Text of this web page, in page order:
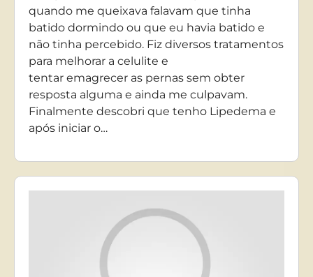
quando me queixava falavam que tinha
batido dormindo ou que eu havia batido e
não tinha percebido. Fiz diversos tratamentos
para melhorar a celulite e
tentar emagrecer as pernas sem obter
resposta alguma e ainda me culpavam.
Finalmente descobri que tenho Lipedema e
após iniciar o…